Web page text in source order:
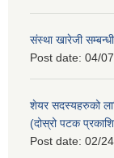
संस्था खारेजी
Post date: 04/
शेयर सदस्यहरुको
(दोस्रो पटक
Post date: 02/